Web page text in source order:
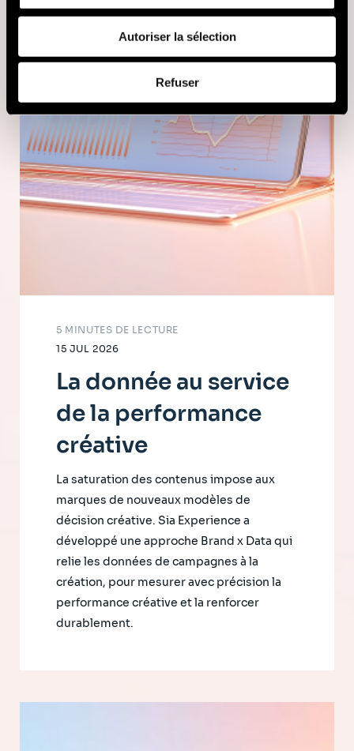
fournies ou qu'ils ont collectées lors de votre utilisation
de leurs services (cookies tiers).
vous pouvez nous contacter et comment nous traitons
Politique de protection des données à caractère
personnel.
Autoriser la sélection
Refuser
15 JUL 2026
5 MINUTES DE LECTURE
La donnée au service
de la performance
créative
La saturation des contenus impose aux
marques de nouveaux modèles de
décision créative. Sia Experience a
développé une approche Brand x Data qui
relie les données de campagnes à la
création, pour mesurer avec précision la
performance créative et la renforcer
durablement.